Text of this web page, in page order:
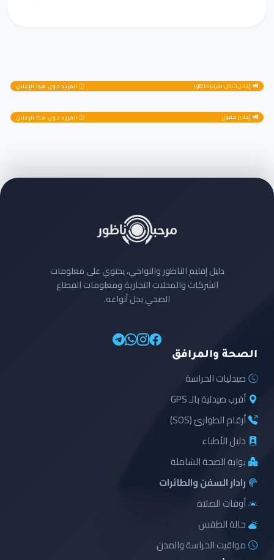
إعلان خاص بمرحباناظور المزيد حول هذا الإعلان
إعلان ممول المزيد حول هذا الإعلان
دليل إقليم الناظور والنواحي، يحتوي على معلومات
الشركات والمحلات التجارية ومعلومات القطاع
الصحي بجل أنواعه.
الصحة والمرافق
صيدليات الحراسة
أقرب صيدلية بالـ GPS
أرقام الطوارئ (SOS)
دليل الأطباء
بوابة الصحة الشاملة
رادار السفن والطائرات
أوقات الصلاة
حالة الطقس
مواقيت الحراسة والمدن